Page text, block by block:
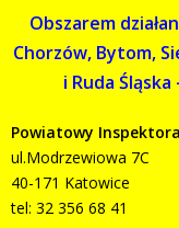
Obszarem
Chorzów, Bytom,
i Ruda
Powiatowy
ul.Modrzewiowa 7C
40-171 Katowice
tel: 32 356 68 41